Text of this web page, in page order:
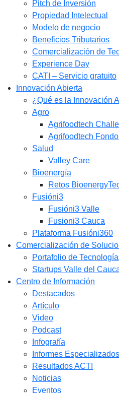
Pitch de Inversión
Propiedad Intelectual
Modelo de negocio
Beneficios Tributarios
Comercialización de
Experience Day
CATI – Servicio gratuito
Innovación Abierta
¿Qué es la Innovación
Agro
Agrifoodtech
Agrifoodtech
Salud
Valley Care
Bioenergía
Retos
Fusióni3
Fusióni3 Valle
Fusioni3 Cauca
Plataforma Fusióni360
Comercialización de
Portafolio de
Startups Valle del
Centro de Información
Destacados
Artículo
Video
Podcast
Infografía
Informes Especializados
Resultados ACTI
Noticias
Eventos